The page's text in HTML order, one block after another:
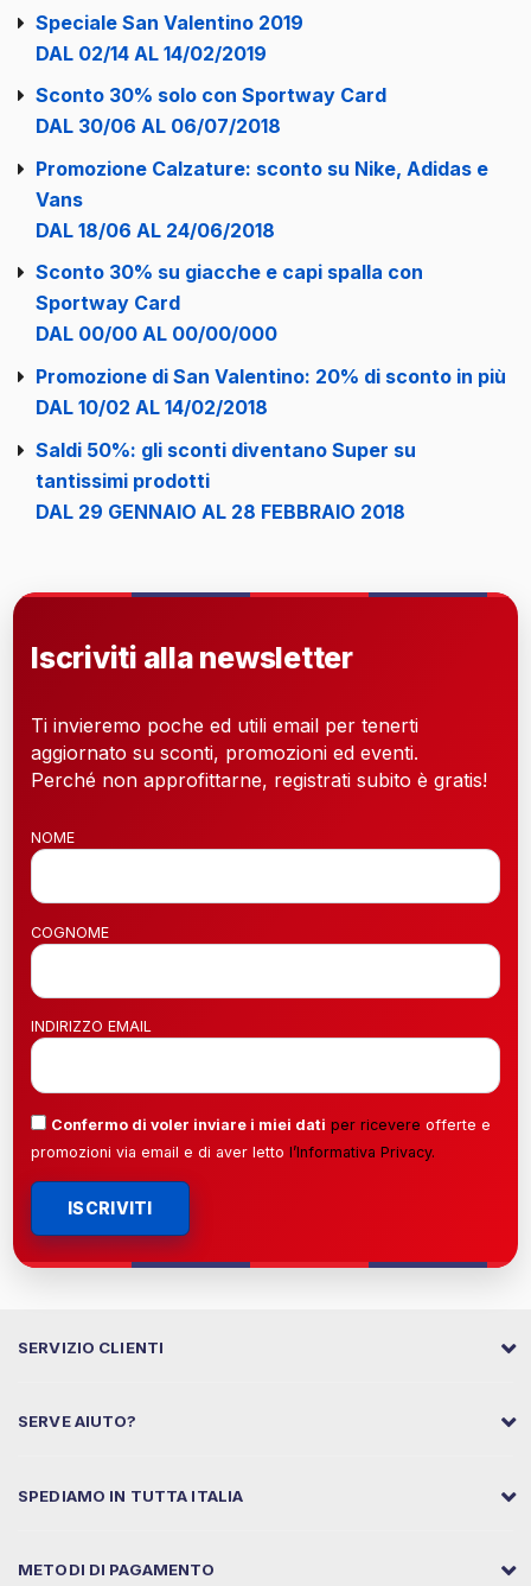
Speciale San Valentino 2019
DAL 02/14 AL 14/02/2019
Sconto 30% solo con Sportway Card
DAL 30/06 AL 06/07/2018
Promozione Calzature: sconto su Nike, Adidas e
Vans
DAL 18/06 AL 24/06/2018
Sconto 30% su giacche e capi spalla con
Sportway Card
DAL 00/00 AL 00/00/000
Promozione di San Valentino: 20% di sconto in più
DAL 10/02 AL 14/02/2018
Saldi 50%: gli sconti diventano Super su
tantissimi prodotti
DAL 29 GENNAIO AL 28 FEBBRAIO 2018
Iscriviti alla newsletter
Ti invieremo poche ed utili email per tenerti
aggiornato su sconti, promozioni ed eventi.
Perché non approfittarne, registrati subito è gratis!
NOME
COGNOME
INDIRIZZO EMAIL
Confermo di voler inviare i miei dati per ricevere offerte e
promozioni via email e di aver letto l’Informativa Privacy.
ISCRIVITI
SERVIZIO CLIENTI
SERVE AIUTO?
SPEDIAMO IN TUTTA ITALIA
METODI DI PAGAMENTO